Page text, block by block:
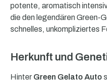
potente, aromatisch
die den legendären Green-
schnelles, unkompliziertes
Herkunft und
Hinter Green Gelato Auto